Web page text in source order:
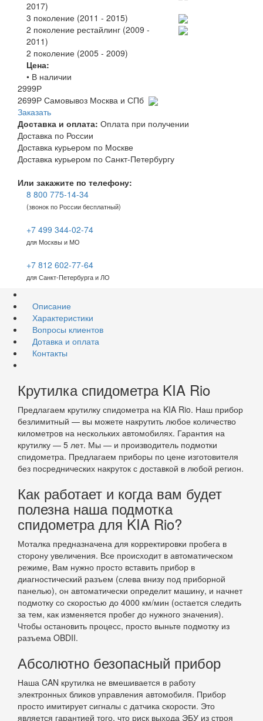
2017)
3 поколение (2011 - 2015)
2 поколение рестайлинг (2009 -
2011)
2 поколение (2005 - 2009)
Цена:
• В наличии
2999Р
2699Р Самовывоз Москва и СПб
Заказать
Доставка и оплата: Оплата при получении
Доставка по России
Доставка курьером по Москве
Доставка курьером по Санкт-Петербургу
Или закажите по телефону:
8 800 775-14-34
(звонок по России бесплатный)
+7 499 344-02-74
для Москвы и МО
+7 812 602-77-64
для Санкт-Петербурга и ЛО
Описание
Характеристики
Вопросы клиентов
Дотавка и оплата
Контакты
Крутилка спидометра KIA Rio
Предлагаем крутилку спидометра на KIA Rio. Наш прибор
безлимитный — вы можете накрутить любое количество
километров на нескольких автомобилях. Гарантия на
крутилку — 5 лет. Мы — и производитель подмотки
спидометра. Предлагаем приборы по цене изготовителя
без посреднических накруток с доставкой в любой регион.
Как работает и когда вам будет
полезна наша подмотка
спидометра для KIA Rio?
Моталка предназначена для корректировки пробега в
сторону увеличения. Все происходит в автоматическом
режиме, Вам нужно просто вставить прибор в
диагностический разъем (слева внизу под приборной
панелью), он автоматически определит машину, и начнет
подмотку со скоростью до 4000 км/мин (остается следить
за тем, как изменяется пробег до нужного значения).
Чтобы остановить процесс, просто выньте подмотку из
разъема OBDII.
Абсолютно безопасный прибор
Наша CAN крутилка не вмешивается в работу
электронных бликов управления автомобиля. Прибор
просто имитирует сигналы с датчика скорости. Это
является гарантией того, что риск выхода ЭБУ из строя